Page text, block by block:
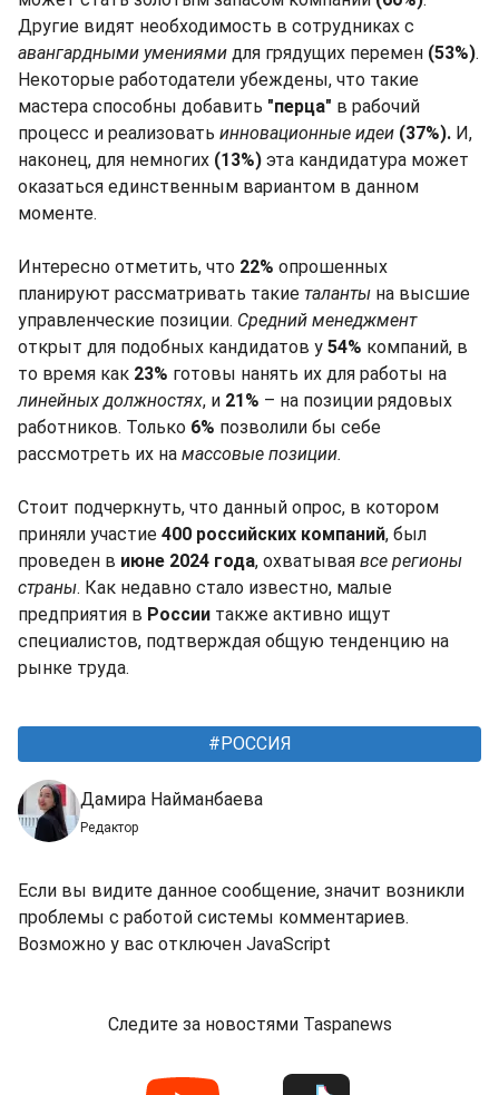
Другие видят необходимость в сотрудниках с
авангардными умениями для грядущих перемен (53%).
Некоторые работодатели убеждены, что такие
мастера способны добавить "перца" в рабочий
процесс и реализовать инновационные идеи (37%). И,
наконец, для немногих (13%) эта кандидатура может
оказаться единственным вариантом в данном
моменте.
Интересно отметить, что 22% опрошенных
планируют рассматривать такие таланты на высшие
управленческие позиции. Средний менеджмент
открыт для подобных кандидатов у 54% компаний, в
то время как 23% готовы нанять их для работы на
линейных должностях, и 21% – на позиции рядовых
работников. Только 6% позволили бы себе
рассмотреть их на массовые позиции.
Стоит подчеркнуть, что данный опрос, в котором
приняли участие 400 российских компаний, был
проведен в июне 2024 года, охватывая все регионы
страны. Как недавно стало известно, малые
предприятия в России также активно ищут
специалистов, подтверждая общую тенденцию на
рынке труда.
РОССИЯ
Дамира Найманбаева
Редактор
Если вы видите данное сообщение, значит возникли
проблемы с работой системы комментариев.
Возможно у вас отключен JavaScript
Следите за новостями Taspanews